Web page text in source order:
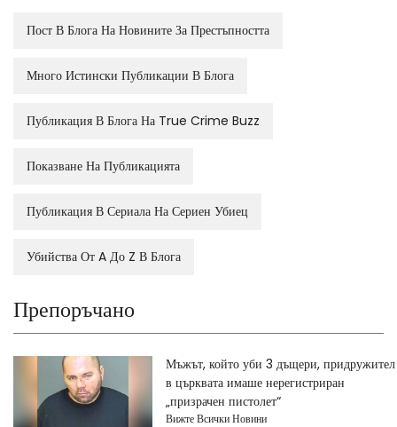
Пост В Блога На Новините За Престъпността
Много Истински Публикации В Блога
Публикация В Блога На True Crime Buzz
Показване На Публикацията
Публикация В Сериала На Сериен Убиец
Убийства От A До Z В Блога
Препоръчано
Мъжът, който уби 3 дъщери, придружител
в църквата имаше нерегистриран
„призрачен пистолет“
Вижте Всички Новини